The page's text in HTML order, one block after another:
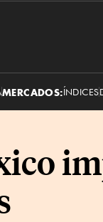
MERCADOS:ÍNDICES